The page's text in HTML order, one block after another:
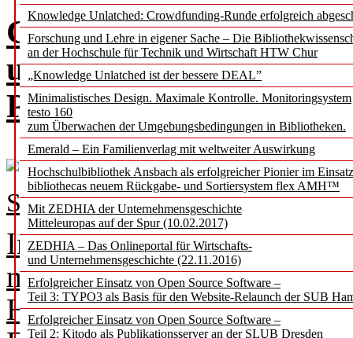
Knowledge Unlatched: Crowdfunding-Runde erfolgreich
Forschung und Lehre in eigener Sache – Die
an der Hochschule für Technik und Wirtschaft HTW Chur
„Knowledge Unlatched ist der bessere DEAL”
Minimalistisches Design. Maximale Kontrolle. Monitoringsystem
testo 160
zum Überwachen der Umgebungsbedingungen in Bibliotheken.
Emerald – Ein Familienverlag mit weltweiter Auswirkung
Hochschulbibliothek Ansbach als erfolgreicher Pionier im
bibliothecas neuem Rückgabe- und Sortiersystem flex AMH™
Mit ZEDHIA der Unternehmensgeschichte
Mitteleuropas auf der Spur (10.02.2017)
ZEDHIA – Das Onlineportal für Wirtschafts-
und Unternehmensgeschichte (22.11.2016)
Erfolgreicher Einsatz von Open Source Software –
Teil 3: TYPO3 als Basis für den Website-Relaunch der SUB
Erfolgreicher Einsatz von Open Source Software –
Teil 2: Kitodo als Publikationsserver an der SLUB Dresden
Cyberangriffe auf
und deren
Problem?
Stephan Holländer
In regelmäßigen
meist als Kurzmeldungen,
Hochschulen und ihre